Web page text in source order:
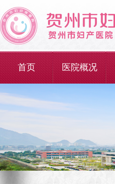
首页 医院概况